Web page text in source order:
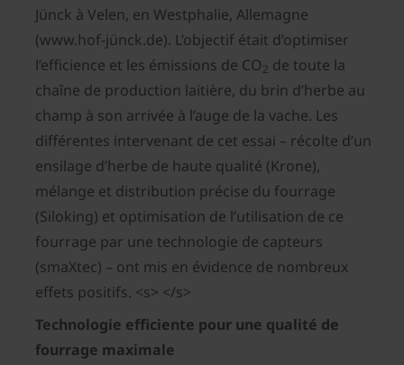
Jünck à Velen, en Westphalie, Allemagne
(www.hof-jünck.de). L’objectif était d’optimiser
l’efficience et les émissions de CO2 de toute la
chaîne de production laitière, du brin d’herbe au
champ à son arrivée à l’auge de la vache. Les
différentes intervenant de cet essai – récolte d’un
ensilage d’herbe de haute qualité (Krone),
mélange et distribution précise du fourrage
(Siloking) et optimisation de l’utilisation de ce
fourrage par une technologie de capteurs
(smaXtec) – ont mis en évidence de nombreux
effets positifs. <s> </s>
Technologie efficiente pour une qualité de
fourrage maximale